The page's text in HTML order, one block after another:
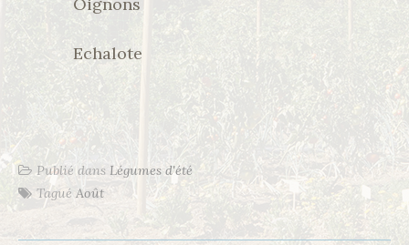
Oignons
Echalote
Publié dans Légumes d'été
Tagué Août